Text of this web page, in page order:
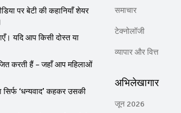
पर बेटी की कहानियाँ शेयर
यदि आप किसी दोस्त या
करती हैं – जहाँ आप महिलाओं
‘धन्यवाद’ कहकर उसकी
समाचार
टेक्नोलॉजी
व्यापार और वित्त
अभिलेखागार
जून 2026